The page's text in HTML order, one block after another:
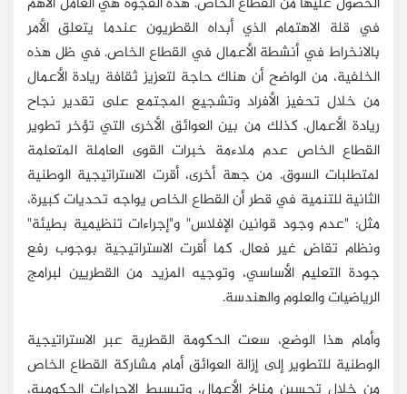
في قلة الاهتمام الذي أبداه القطريون عندما يتعلق الأمر
بالانخراط في أنشطة الأعمال في القطاع الخاص. في ظل هذه
الخلفية، من الواضح أن هناك حاجة لتعزيز ثقافة ريادة الأعمال
من خلال تحفيز الأفراد وتشجيع المجتمع على تقدير نجاح
ريادة الأعمال. كذلك من بين العوائق الأخرى التي تؤخر تطوير
القطاع الخاص عدم ملاءمة خبرات القوى العاملة المتعلمة
لمتطلبات السوق. من جهة أخرى، أقرت الاستراتيجية الوطنية
الثانية للتنمية في قطر أن القطاع الخاص يواجه تحديات كبيرة،
مثل: "عدم وجود قوانين الإفلاس" و"إجراءات تنظيمية بطيئة"
ونظام تقاضٍ غير فعال. كما أقرت الاستراتيجية بوجوب رفع
جودة التعليم الأساسي، وتوجيه المزيد من القطريين لبرامج
الرياضيات والعلوم والهندسة.
وأمام هذا الوضع، سعت الحكومة القطرية عبر الاستراتيجية
الوطنية للتطوير إلى إزالة العوائق أمام مشاركة القطاع الخاص